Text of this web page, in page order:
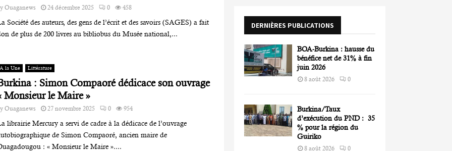
Ouaganews 24 décembre 2025 0 458
Société des auteurs, des gens de l’écrit et des savoirs (SAGES) a fait
de plus de 200 livres au bibliobus du Musée national,...
A la Une Littérature
: Simon Compaoré dédicace son ouvrage
Monsieur le Maire »
Ouaganews 27 novembre 2025 0 954
librairie Mercury a servi de cadre à la dédicace de l’ouvrage
de Simon Compaoré, ancien maire de
: « Monsieur le Maire »....
r
H
DERNIÈRES PUBLICATIONS
BOA-Burkina : hausse du
bénéfice net de 31% à fin
juin 2026
8 août 2026 0
Burkina/Taux
d’exécution du PND : 35
% pour la région du
Guiriko
8 août 2026 0